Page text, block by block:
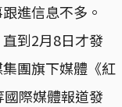
進信息不多。
到2月8日才發
集團旗下媒體《紅
際媒體報道發